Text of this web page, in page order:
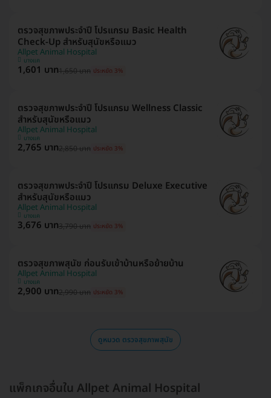
ตรวจสุขภาพประจำปี โปรแกรม Basic Health
Check-Up สำหรับสุนัขหรือแมว
Allpet Animal Hospital
บางแค
1,601 บาท1,650 บาท ประหยัด 3%
ตรวจสุขภาพประจำปี โปรแกรม Wellness Classic
สำหรับสุนัขหรือแมว
Allpet Animal Hospital
บางแค
2,765 บาท2,850 บาท ประหยัด 3%
ตรวจสุขภาพประจำปี โปรแกรม Deluxe Executive
สำหรับสุนัขหรือแมว
Allpet Animal Hospital
บางแค
3,676 บาท3,790 บาท ประหยัด 3%
ตรวจสุขภาพสุนัข ก่อนรับเข้าบ้านหรือย้ายบ้าน
Allpet Animal Hospital
บางแค
2,900 บาท2,990 บาท ประหยัด 3%
ดูหมวด ตรวจสุขภาพสุนัข
แพ็กเกจอื่นใน Allpet Animal Hospital